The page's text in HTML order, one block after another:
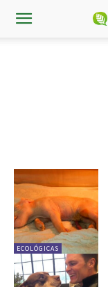
ECOLÓGICAS